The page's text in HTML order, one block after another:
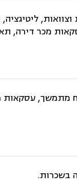
ליטיגציה,
מכר דירה,
מתמשך, עסקאות
בשכרות.